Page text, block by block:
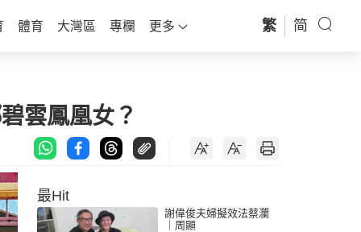
體育 大灣區 專欄 更多 繁 简
雲鳳凰女？
最Hit
謝偉俊夫婦擬效法蔡瀾
｜周顯